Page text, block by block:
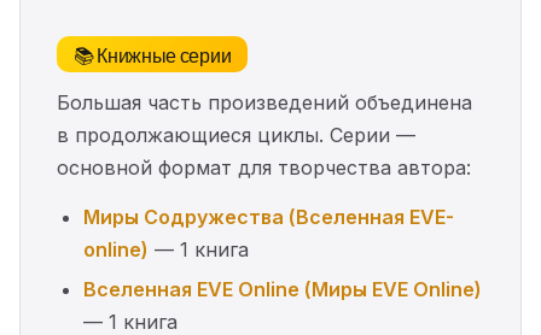
📚 Книжные серии
Большая часть произведений объединена
в продолжающиеся циклы. Серии —
основной формат для творчества автора:
Миры Содружества (Вселенная EVE-
online) — 1 книга
Вселенная EVE Online (Миры EVE Online)
— 1 книга